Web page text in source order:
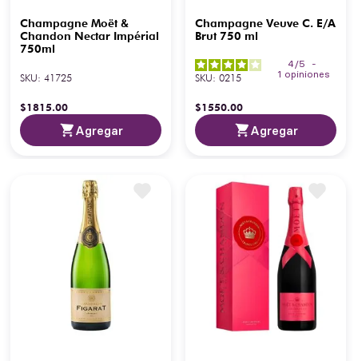
Champagne Moët &
Chandon Nectar Impérial
750ml
SKU: 41725
$1815.00
Agregar
Champagne Veuve C. E/A
Brut 750 ml
4 /5
-
1 opiniones
SKU: 0215
$1550.00
Agregar